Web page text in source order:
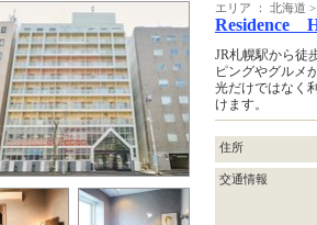
エリア ： 北海道
Residence
JR札幌駅から徒
ピングやグルメ
光だけではなく
けます。
住所
交通情報